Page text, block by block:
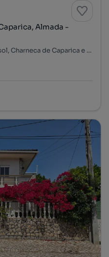
Almada -
Rua João Palma Ferreira, Marisol, Charneca de Caparica e Sobreda, Almada, Setúbal